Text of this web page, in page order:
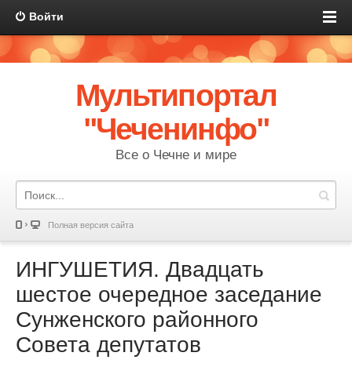
Войти
Мультипортал
"Чеченинфо"
Все о Чечне и мире
Полная версия сайта
ИНГУШЕТИЯ. Двадцать
шестое очередное заседание
Сунженского районного
Совета депутатов